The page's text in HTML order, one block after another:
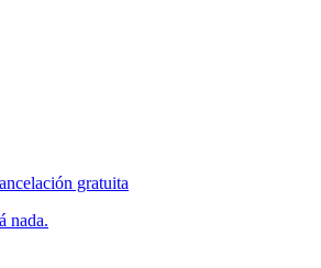
gratuita
nada.